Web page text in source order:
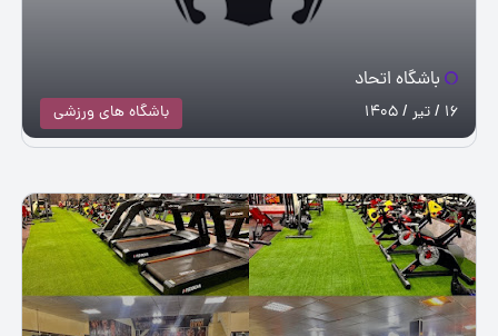
باشگاه اتحاد
باشگاه های ورزشی 16 / تیر / 1405